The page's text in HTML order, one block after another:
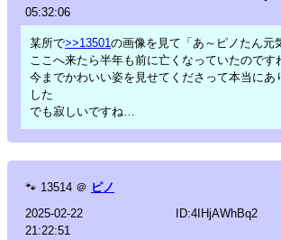
05:32:06
某所で>>13501の画像を見て「あ～ピノたん元
ここへ来たら半年も前に亡くなっていたのです
今までかわいい姿を見せてくださって本当にあ
した
でも寂しいですね…
🐾 13514 ＠ ピノ
2025-02-22
21:22:51
ID:4IHjAWhBq2